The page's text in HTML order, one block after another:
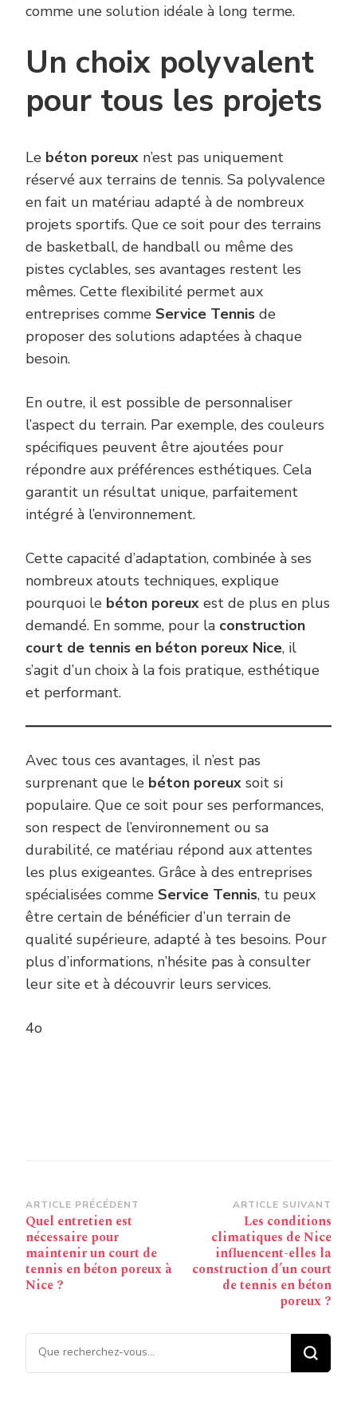
comme une solution idéale à long terme.
Un choix polyvalent
pour tous les projets
Le béton poreux n’est pas uniquement
réservé aux terrains de tennis. Sa polyvalence
en fait un matériau adapté à de nombreux
projets sportifs. Que ce soit pour des terrains
de basketball, de handball ou même des
pistes cyclables, ses avantages restent les
mêmes. Cette flexibilité permet aux
entreprises comme Service Tennis de
proposer des solutions adaptées à chaque
besoin.
En outre, il est possible de personnaliser
l’aspect du terrain. Par exemple, des couleurs
spécifiques peuvent être ajoutées pour
répondre aux préférences esthétiques. Cela
garantit un résultat unique, parfaitement
intégré à l’environnement.
Cette capacité d’adaptation, combinée à ses
nombreux atouts techniques, explique
pourquoi le béton poreux est de plus en plus
demandé. En somme, pour la construction
court de tennis en béton poreux Nice, il
s’agit d’un choix à la fois pratique, esthétique
et performant.
Avec tous ces avantages, il n’est pas
surprenant que le béton poreux soit si
populaire. Que ce soit pour ses performances,
son respect de l’environnement ou sa
durabilité, ce matériau répond aux attentes
les plus exigeantes. Grâce à des entreprises
spécialisées comme Service Tennis, tu peux
être certain de bénéficier d’un terrain de
qualité supérieure, adapté à tes besoins. Pour
plus d’informations, n’hésite pas à consulter
leur site et à découvrir leurs services.
4o
Navigation
d’article
ARTICLE PRÉCÉDENT
Quel entretien est
nécessaire pour
maintenir un court de
tennis en béton poreux à
Nice ?
ARTICLE SUIVANT
Les conditions
climatiques de Nice
influencent-elles la
construction d’un court
de tennis en béton
poreux ?
Vous recherchiez quelque
chose ?